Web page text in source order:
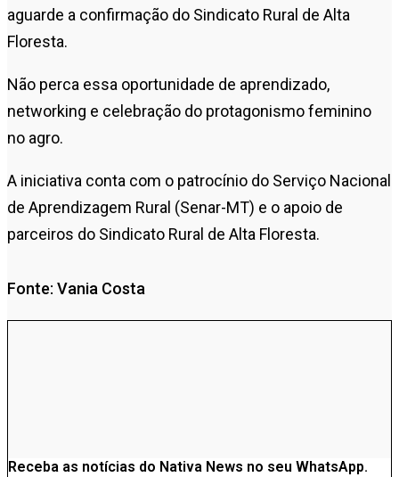
aguarde a confirmação do Sindicato Rural de Alta
Floresta.
Não perca essa oportunidade de aprendizado,
networking e celebração do protagonismo feminino
no agro.
A iniciativa conta com o patrocínio do Serviço Nacional
de Aprendizagem Rural (Senar-MT) e o apoio de
parceiros do Sindicato Rural de Alta Floresta.
Fonte: Vania Costa
Receba as notícias do Nativa News no seu WhatsApp.